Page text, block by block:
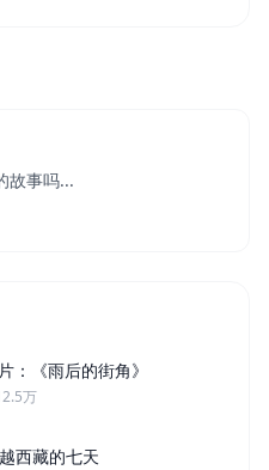
故事吗...
：《雨后的街角》
万
西藏的七天